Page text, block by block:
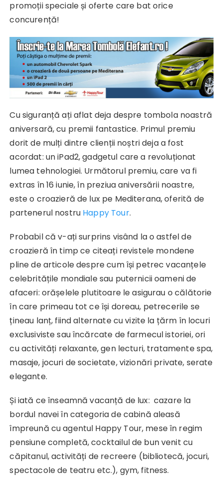
promoții speciale și oferte care bat orice
concurență!
Cu siguranță ați aflat deja despre tombola noastră
aniversară, cu premii fantastice. Primul premiu
dorit de mulți dintre clienții noștri deja a fost
acordat: un iPad2, gadgetul care a revoluționat
lumea tehnologiei. Următorul premiu, care va fi
extras în 16 iunie, în preziua aniversării noastre,
este o croazieră de lux pe Mediterana, oferită de
partenerul nostru Happy Tour.
Probabil că v-ați surprins visând la o astfel de
croazieră în timp ce citeați revistele mondene
pline de articole despre cum își petrec vacanțele
celebritățile mondiale sau puternicii oameni de
afaceri: orășelele plutitoare le asigurau o călătorie
în care primeau tot ce își doreau, petrecerile se
țineau lanț, fiind alternate cu vizite la țărm în locuri
exclusiviste sau încărcate de farmecul istoriei, ori
cu activități relaxante, gen lecturi, tratamente spa,
masaje, jocuri de societate, vizionări private, serate
elegante.
Și iată ce înseamnă vacanță de lux: cazare la
bordul navei în categoria de cabină aleasă
împreună cu agentul Happy Tour, mese în regim
pensiune completă, cocktailul de bun venit cu
căpitanul, activități de recreere (bibliotecă, jocuri,
spectacole de teatru etc.), gym, fitness.